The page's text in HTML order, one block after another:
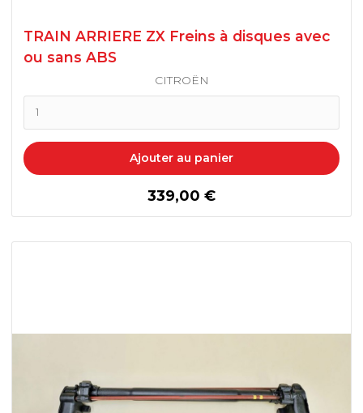
206 DISQUES BERLINE
206 S16 DISQUES
TRAIN ARRIERE ZX Freins à disques avec
ou sans ABS
CITROËN
Ajouter au panier
prix
339,00 €